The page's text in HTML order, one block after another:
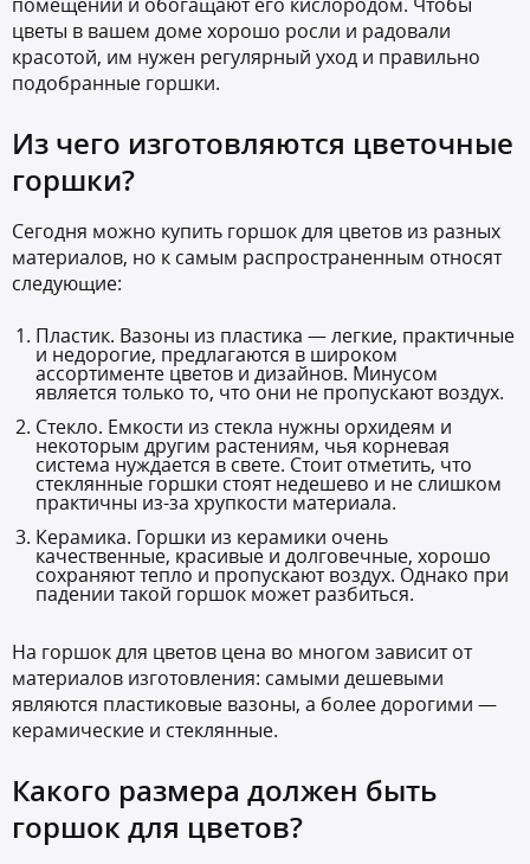
цветы в вашем доме хорошо росли и радовали
красотой, им нужен регулярный уход и правильно
подобранные горшки.
Из чего изготовляются цветочные
горшки?
Сегодня можно купить горшок для цветов из разных
материалов, но к самым распространенным относят
следующие:
Пластик. Вазоны из пластика — легкие, практичные
и недорогие, предлагаются в широком
ассортименте цветов и дизайнов. Минусом
является только то, что они не пропускают воздух.
Стекло. Емкости из стекла нужны орхидеям и
некоторым другим растениям, чья корневая
система нуждается в свете. Стоит отметить, что
стеклянные горшки стоят недешево и не слишком
практичны из-за хрупкости материала.
Керамика. Горшки из керамики очень
качественные, красивые и долговечные, хорошо
сохраняют тепло и пропускают воздух. Однако при
падении такой горшок может разбиться.
На горшок для цветов цена во многом зависит от
материалов изготовления: самыми дешевыми
являются пластиковые вазоны, а более дорогими —
керамические и стеклянные.
Какого размера должен быть
горшок для цветов?